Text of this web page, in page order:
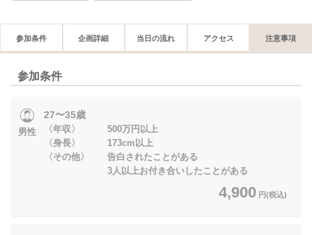
参加条件 企画詳細 当日の流れ アクセス 注意事項
参加条件
男性
27〜35歳
〈年収〉 500万円以上
〈身長〉 173cm以上
〈その他〉 告白されたことがある
3人以上お付き合いしたことがある
4,900 円(税込)